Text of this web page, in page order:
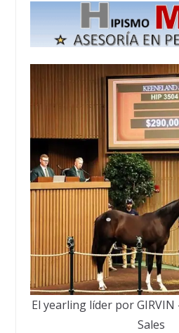
El yearling líder por GIRVIN
Sales